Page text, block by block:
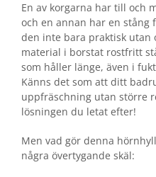
En av korgarna har till och
och en annan har en stång
den inte bara praktisk utan
material i borstat rostfritt
som håller länge, även i
Känns det som att ditt
uppfräschning utan större
lösningen du letat efter!
Men vad gör denna
några övertygande skäl: